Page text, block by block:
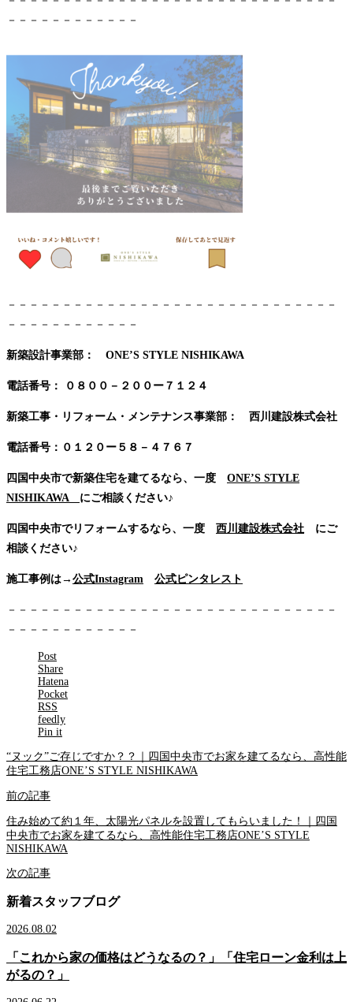
－－－－－－－－－－－－
－－－－－－－－－－－－－－－－－－－－－－－－－－－－－－
－－－－－－－－－－－－
新築設計事業部： ONE’S STYLE NISHIKAWA
電話番号： ０８００－２００ー７１２４
新築工事・リフォーム・メンテナンス事業部： 西川建設株式会社
電話番号：０１２０ー５８－４７６７
四国中央市で新築住宅を建てるなら、一度 ONE’S STYLE
NISHIKAWA
にご相談ください♪
四国中央市でリフォームするなら、一度 西川建設株式会社 にご
相談ください♪
施工事例は→ 公式Instagram 公式ピンタレスト
－－－－－－－－－－－－－－－－－－－－－－－－－－－－－－
－－－－－－－－－－－－
Post
Share
Hatena
Pocket
RSS
feedly
Pin it
“ヌック”ご存じですか？？｜四国中央市でお家を建てるなら、高性能
住宅工務店ONE’S STYLE NISHIKAWA
前の記事
住み始めて約１年、太陽光パネルを設置してもらいました！｜四国
中央市でお家を建てるなら、高性能住宅工務店ONE’S STYLE
NISHIKAWA
次の記事
新着スタッフブログ
2026.08.02
「これから家の価格はどうなるの？」「住宅ローン金利は上
がるの？」